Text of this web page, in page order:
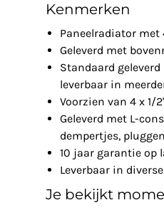
Kenmerken
Paneelradiator
Geleverd met
Standaard
leverbaar in
Voorzien van 4 x
Geleverd met L-
dempertjes,
10 jaar garantie op
Leverbaar in
Je bekijkt